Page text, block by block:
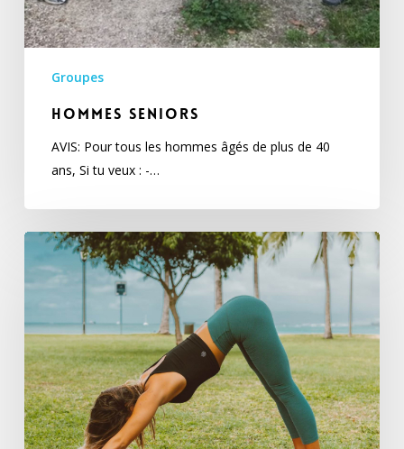
Groupes
Hommes seniors
AVIS: Pour tous les hommes âgés de plus de 40
ans, Si tu veux : -…
Yoga
power-
gym